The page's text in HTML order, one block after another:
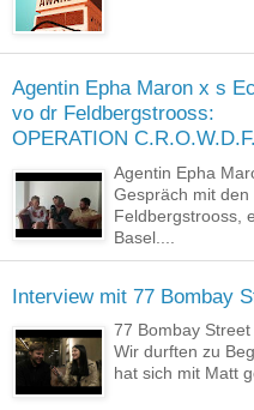
Agentin Epha Maron x s
vo dr Feldbergstrooss:
OPERATION
Agentin Epha
Gespräch mit
Feldbergstrooss,
Basel....
Interview mit 77 Bombay
77 Bombay
Wir durften zu
hat sich mit Matt